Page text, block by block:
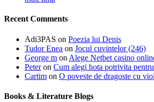
Recent Comments
Adi3PAS on Poezia lui Denis
Tudor Enea on Jocul cuvintelor (246)
George m on Alege Netbet casino
Peteron Cum alegi hota potrivita
Cartim on O poveste de dragoste cu
Books & Literature Blogs